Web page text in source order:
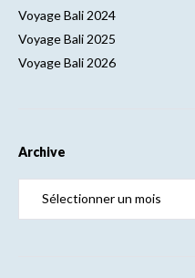
Voyage Bali 2024
Voyage Bali 2025
Voyage Bali 2026
Archive